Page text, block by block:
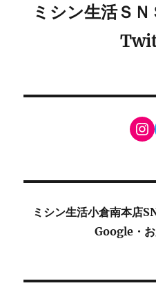
ミシン生活Ｓ
ミシン生活小倉南本店
Google・